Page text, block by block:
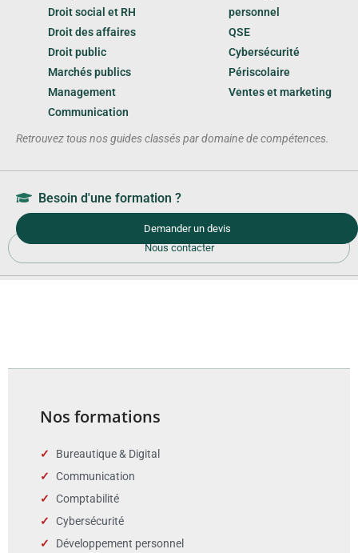
Droit social et RH
Droit des affaires
Droit public
Marchés publics
Management
Communication
personnel
QSE
Cybersécurité
Périscolaire
Ventes et marketing
Retrouvez tous nos guides classés par domaine de compétences.
Besoin d'une formation ?
Demander un devis
Nous contacter
Nos formations
Bureautique & Digital
Communication
Comptabilité
Cybersécurité
Développement personnel